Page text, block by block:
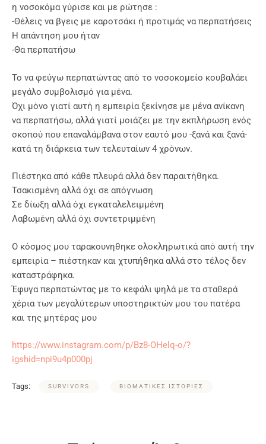
η νοσοκόμα γύρισε και με ρώτησε :
-Θέλεις να βγεις με καροτσάκι ή προτιμάς να περπατήσεις
Η απάντηση μου ήταν
-Θα περπατήσω
Το να φεύγω περπατώντας από το νοσοκομείο κουβαλάει
μεγάλο συμβολισμό για μένα.
Όχι μόνο γιατί αυτή η εμπειρία ξεκίνησε με μένα ανίκανη
να περπατήσω, αλλά γιατί μοιάζει με την εκπλήρωση ενός
σκοπού που επαναλάμβανα στον εαυτό μου -ξανά και ξανά-
κατά τη διάρκεια των τελευταίων 4 χρόνων.
Πιέστηκα από κάθε πλευρά αλλά δεν παραιτήθηκα.
Τσακισμένη αλλά όχι σε απόγνωση
Σε δίωξη αλλά όχι εγκαταλελειμμένη
Λαβωμένη αλλά όχι συντετριμμένη
Ο κόσμος μου ταρακουνηθηκε ολοκληρωτικά από αυτή την
εμπειρία – πιέστηκαν και χτυπήθηκα αλλά στο τέλος δεν
καταστράφηκα.
Έφυγα περπατώντας με το κεφάλι ψηλά με τα σταθερά
χέρια των μεγαλύτερων υποστηρικτών μου του πατέρα
και της μητέρας μου
https://www.instagram.com/p/Bz8-OHelq-o/?
igshid=npi9u4p000pj
Tags: SURVIVORS ΒΙΩΜΑΤΙΚΕΣ ΙΣΤΟΡΙΕΣ